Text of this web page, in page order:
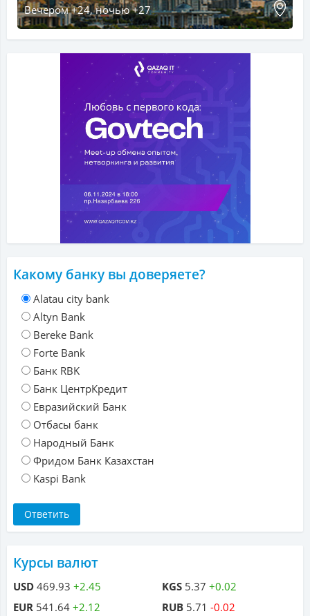
Вечером +24, ночью +27
Какому банку вы доверяете?
Alatau city bank
Altyn Bank
Bereke Bank
Forte Bank
Банк RBK
Банк ЦентрКредит
Евразийский Банк
Отбасы банк
Народный Банк
Фридом Банк Казахстан
Kaspi Bank
Курсы валют
USD 469.93 +2.45
EUR 541.64 +2.12
KGS 5.37 +0.02
RUB 5.71 -0.02